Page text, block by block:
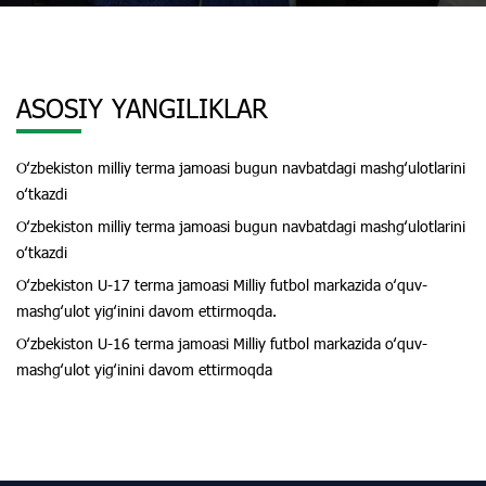
ASOSIY YANGILIKLAR
Oʻzbekiston milliy terma jamoasi bugun navbatdagi mashgʻulotlarini
oʻtkazdi
Oʻzbekiston milliy terma jamoasi bugun navbatdagi mashgʻulotlarini
oʻtkazdi
Oʻzbekiston U-17 terma jamoasi Milliy futbol markazida oʻquv-
mashgʻulot yigʻinini davom ettirmoqda.
Oʻzbekiston U-16 terma jamoasi Milliy futbol markazida oʻquv-
mashgʻulot yigʻinini davom ettirmoqda